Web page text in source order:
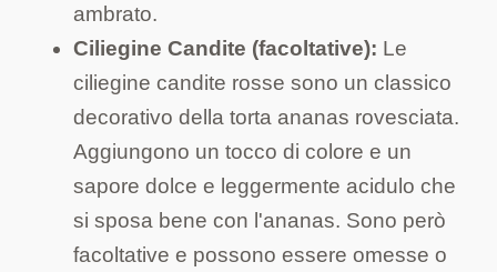
ambrato.
Ciliegine Candite (facoltative): Le
ciliegine candite rosse sono un classico
decorativo della torta ananas rovesciata.
Aggiungono un tocco di colore e un
sapore dolce e leggermente acidulo che
si sposa bene con l'ananas. Sono però
facoltative e possono essere omesse o